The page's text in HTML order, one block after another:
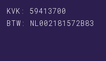
KVK: 59413700
BTW: NL002181572B83